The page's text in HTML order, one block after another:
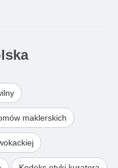
maklerskich